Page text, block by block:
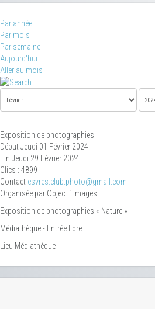
Par année
Par mois
Par semaine
Aujourd'hui
Aller au mois
Exposition de photographies
Début Jeudi 01 Février 2024
Fin Jeudi 29 Février 2024
Clics : 4899
Contact esvres.club.photo@gmail.com
Organisée par Objectif Images
Exposition de photographies « Nature »
Médiathèque - Entrée libre
Lieu Médiathèque